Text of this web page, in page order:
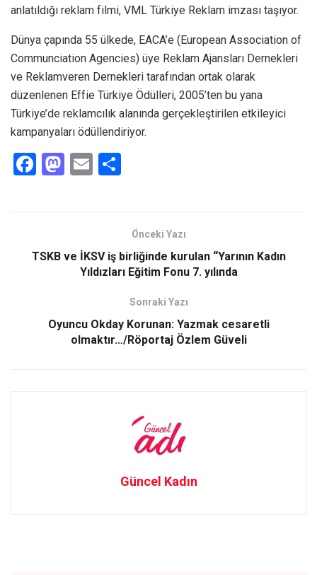
anlatıldığı reklam filmi, VML Türkiye Reklam imzası taşıyor.
Dünya çapında 55 ülkede, EACA’e (European Association of
Communciation Agencies) üye Reklam Ajansları Dernekleri
ve Reklamveren Dernekleri tarafından ortak olarak
düzenlenen Effie Türkiye Ödülleri, 2005’ten bu yana
Türkiye’de reklamcılık alanında gerçekleştirilen etkileyici
kampanyaları ödüllendiriyor.
F
o
M
d
E
Önceki Yazı
TSKB ve İKSV iş birliğinde kurulan “Yarının Kadın
Yıldızları Eğitim Fonu 7. yılında
Sonraki Yazı
Oyuncu Okday Korunan: Yazmak cesaretli
olmaktır…/Röportaj Özlem Güveli
Güncel Kadın